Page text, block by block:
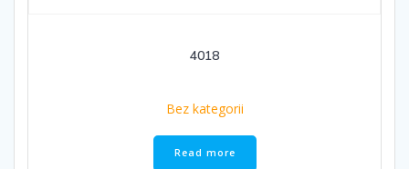
4018
Bez kategorii
Read more